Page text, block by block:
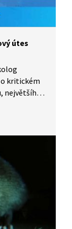
útes
o kritickém
největšího